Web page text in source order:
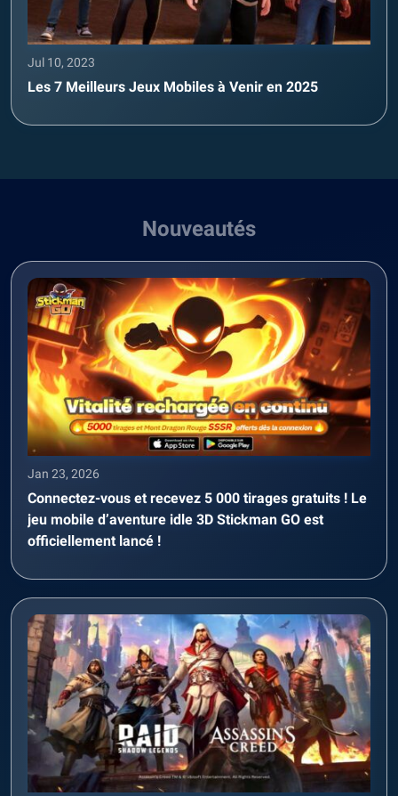
Jul 10, 2023
Les 7 Meilleurs Jeux Mobiles à Venir en 2025
Nouveautés
Jan 23, 2026
Connectez-vous et recevez 5 000 tirages gratuits ! Le
jeu mobile d’aventure idle 3D Stickman GO est
officiellement lancé !